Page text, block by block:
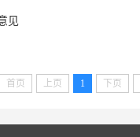
见
首页 上页 1 下页